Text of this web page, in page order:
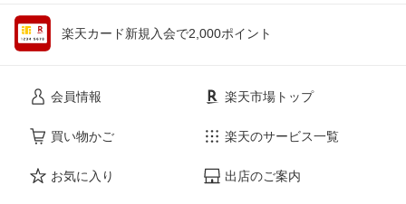
楽天カード新規入会で2,000ポイント
会員情報
買い物かご
お気に入り
楽天市場トップ
楽天のサービス一覧
出店のご案内